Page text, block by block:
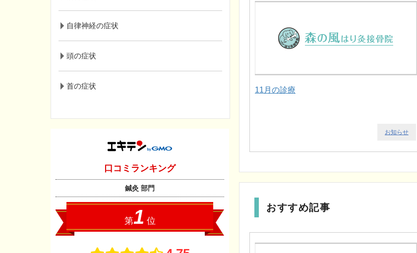
11月の診療
お知らせ
おすすめ記事
自律神経の症状
頭の症状
首の症状